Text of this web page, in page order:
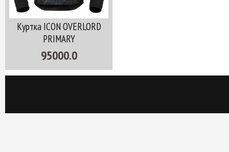
Куртка ICON OVERLORD
PRIMARY
95000.0